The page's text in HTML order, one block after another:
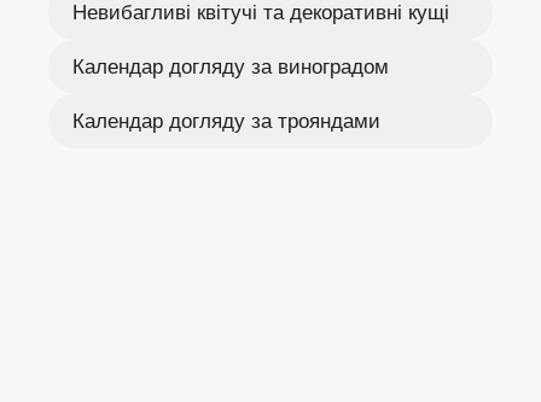
Невибагливі квітучі та декоративні кущі
Календар догляду за виноградом
Календар догляду за трояндами